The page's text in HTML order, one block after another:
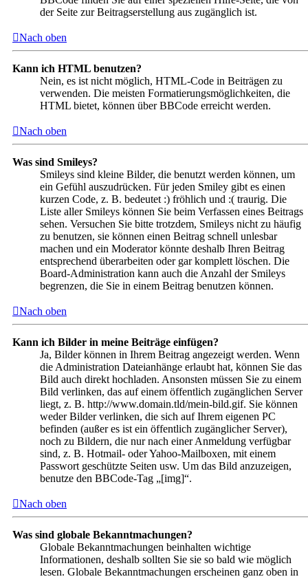
der Seite zur Beitragserstellung aus zugänglich ist.
Nach oben
Kann ich HTML benutzen?
Nein, es ist nicht möglich, HTML-Code in Beiträgen zu
verwenden. Die meisten Formatierungsmöglichkeiten, die
HTML bietet, können über BBCode erreicht werden.
Nach oben
Was sind Smileys?
Smileys sind kleine Bilder, die benutzt werden können, um
ein Gefühl auszudrücken. Für jeden Smiley gibt es einen
kurzen Code, z. B. bedeutet :) fröhlich und :( traurig. Die
Liste aller Smileys können Sie beim Verfassen eines Beitrags
sehen. Versuchen Sie bitte trotzdem, Smileys nicht zu häufig
zu benutzen, sie können einen Beitrag schnell unlesbar
machen und ein Moderator könnte deshalb Ihren Beitrag
entsprechend überarbeiten oder gar komplett löschen. Die
Board-Administration kann auch die Anzahl der Smileys
begrenzen, die Sie in einem Beitrag benutzen können.
Nach oben
Kann ich Bilder in meine Beiträge einfügen?
Ja, Bilder können in Ihrem Beitrag angezeigt werden. Wenn
die Administration Dateianhänge erlaubt hat, können Sie das
Bild auch direkt hochladen. Ansonsten müssen Sie zu einem
Bild verlinken, das auf einem öffentlich zugänglichen Server
liegt, z. B. http://www.domain.tld/mein-bild.gif. Sie können
weder Bilder verlinken, die sich auf Ihrem eigenen PC
befinden (außer es ist ein öffentlich zugänglicher Server),
noch zu Bildern, die nur nach einer Anmeldung verfügbar
sind, z. B. Hotmail- oder Yahoo-Mailboxen, mit einem
Passwort geschützte Seiten usw. Um das Bild anzuzeigen,
benutze den BBCode-Tag „[img]“.
Nach oben
Was sind globale Bekanntmachungen?
Globale Bekanntmachungen beinhalten wichtige
Informationen, deshalb sollten Sie sie so bald wie möglich
lesen. Globale Bekanntmachungen erscheinen ganz oben in